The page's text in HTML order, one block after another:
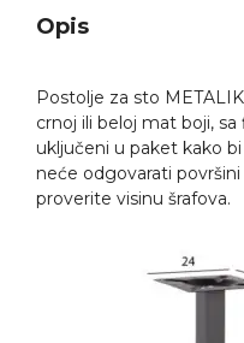
Opis
Postolje za sto
crnoj ili beloj mat boji,
uključeni u paket kako
neće odgovarati
proverite visinu šrafova.